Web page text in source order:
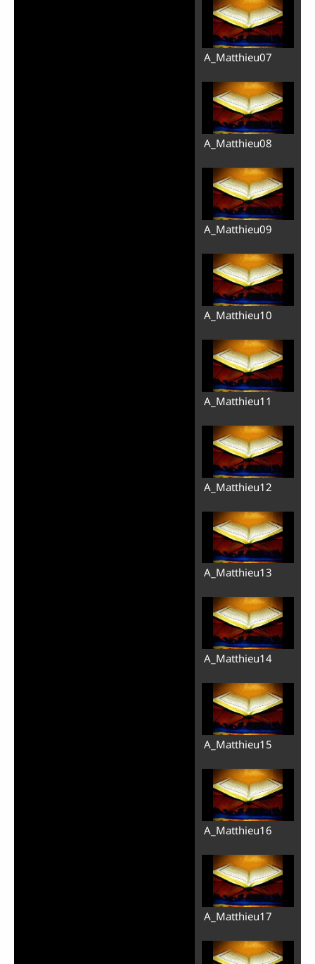
A_Matthieu07
A_Matthieu08
A_Matthieu09
A_Matthieu10
A_Matthieu11
A_Matthieu12
A_Matthieu13
A_Matthieu14
A_Matthieu15
A_Matthieu16
A_Matthieu17